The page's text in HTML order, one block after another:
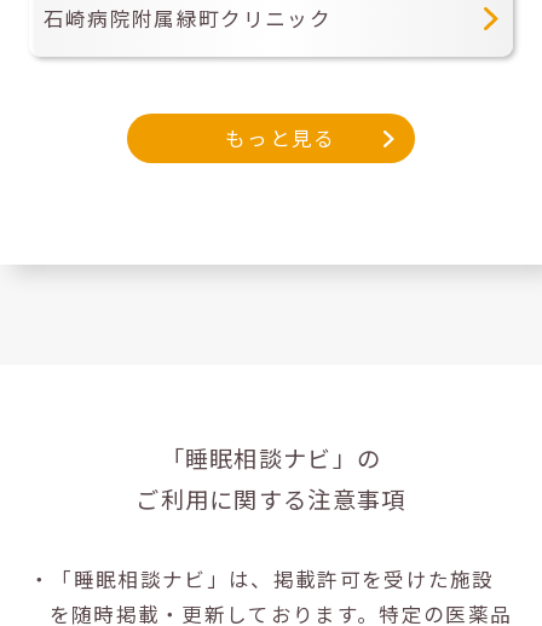
石崎病院附属緑町クリニック
もっと見る
「睡眠相談ナビ」の
ご利用に関する注意事項
・「睡眠相談ナビ」は、掲載許可を受けた施設
を随時掲載・更新しております。特定の医薬品